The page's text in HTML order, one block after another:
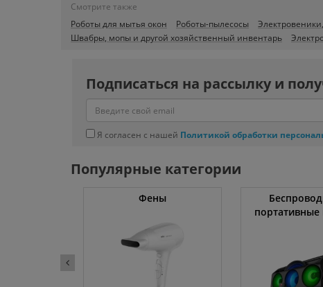
Смотрите также
Роботы для мытья окон
Роботы-пылесосы
Швабры, мопы и другой хозяйственный инвентарь
Подписаться на рассылку и
Я согласен с нашей Политикой обработки
Популярные категории
Фены